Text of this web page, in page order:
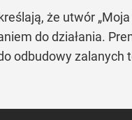
że utwór
do działania.
odbudowy